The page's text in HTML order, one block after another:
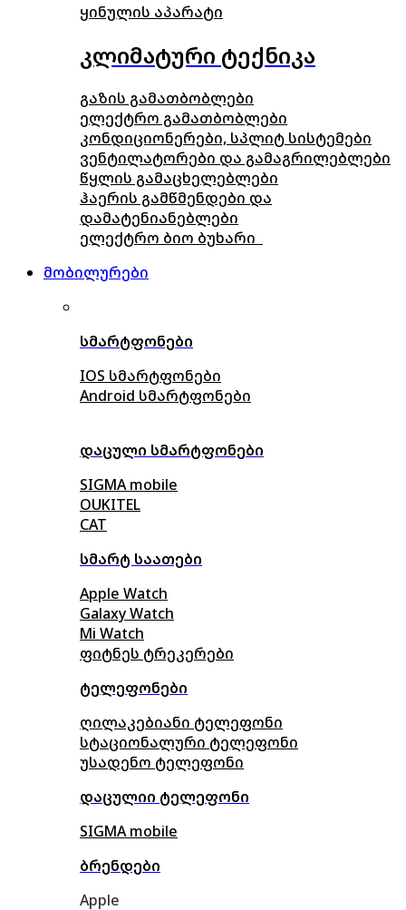
ყინულის აპარატი
კლიმატური ტექნიკა
გაზის გამათბობლები
ელექტრო გამათბობლები
კონდიციონერები, სპლიტ სისტემები
ვენტილატორები და გამაგრილებლები
წყლის გამაცხელებლები
ჰაერის გამწმენდები და
დამატენიანებლები
ელექტრო ბიო ბუხარი
მობილურები
სმარტფონები
IOS სმარტფონები
Android სმარტფონები
დაცული სმარტფონები
SIGMA mobile
OUKITEL
CAT
სმარტ საათები
Apple Watch
Galaxy Watch
Mi Watch
ფიტნეს ტრეკერები
ტელეფონები
ღილაკებიანი ტელეფონი
სტაციონალური ტელეფონი
უსადენო ტელეფონი
დაცულიი ტელეფონი
SIGMA mobile
ბრენდები
Apple